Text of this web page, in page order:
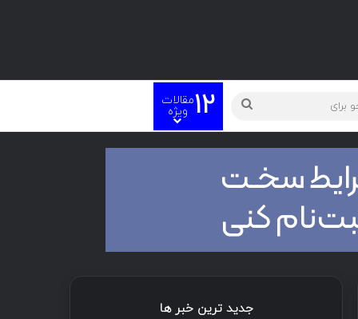
جستجو
برای
12مقالات
ویژه
جدید ترین خبر ها